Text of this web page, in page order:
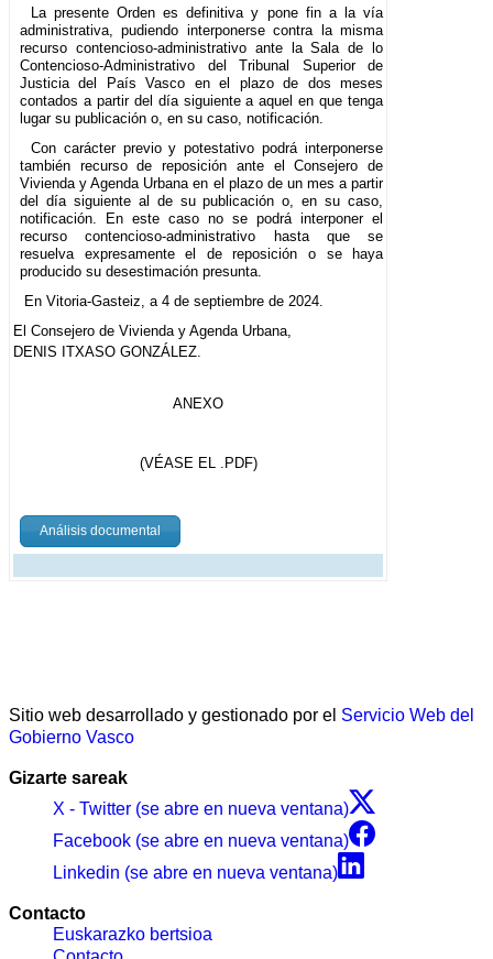
La presente Orden es definitiva y pone fin a la vía
administrativa, pudiendo interponerse contra la misma
recurso contencioso-administrativo ante la Sala de lo
Contencioso-Administrativo del Tribunal Superior de
Justicia del País Vasco en el plazo de dos meses
contados a partir del día siguiente a aquel en que tenga
lugar su publicación o, en su caso, notificación.
Con carácter previo y potestativo podrá interponerse
también recurso de reposición ante el Consejero de
Vivienda y Agenda Urbana en el plazo de un mes a partir
del día siguiente al de su publicación o, en su caso,
notificación. En este caso no se podrá interponer el
recurso contencioso-administrativo hasta que se
resuelva expresamente el de reposición o se haya
producido su desestimación presunta.
En Vitoria-Gasteiz, a 4 de septiembre de 2024.
El Consejero de Vivienda y Agenda Urbana,
DENIS ITXASO GONZÁLEZ.
ANEXO
(VÉASE EL .PDF)
Análisis documental
Sitio web desarrollado y gestionado por el Servicio Web del
Gobierno Vasco
Gizarte sareak
X - Twitter (se abre en nueva ventana)
Facebook (se abre en nueva ventana)
Linkedin (se abre en nueva ventana)
Contacto
Euskarazko bertsioa